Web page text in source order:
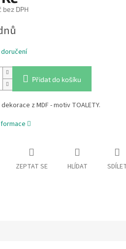
bez DPH
Přidat do košíku
z MDF - motiv TOALETY.
ZEPTAT SE HLÍDAT